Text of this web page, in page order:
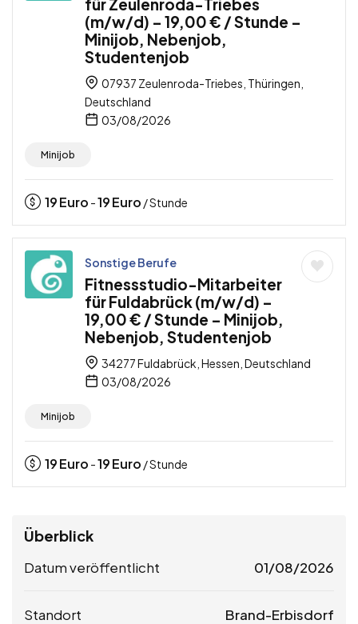
(m/w/d) – 19,00 € / Stunde –
Minijob, Nebenjob,
Studentenjob
07937 Zeulenroda-Triebes, Thüringen,
Deutschland
03/08/2026
Minijob
19Euro -19Euro / Stunde
Sonstige Berufe
Fitnessstudio-Mitarbeiter
für Fuldabrück (m/w/d) –
19,00 € / Stunde – Minijob,
Nebenjob, Studentenjob
34277 Fuldabrück, Hessen, Deutschland
03/08/2026
Minijob
19Euro -19Euro / Stunde
Überblick
Datum veröffentlicht 01/08/2026
Standort Brand-Erbisdorf